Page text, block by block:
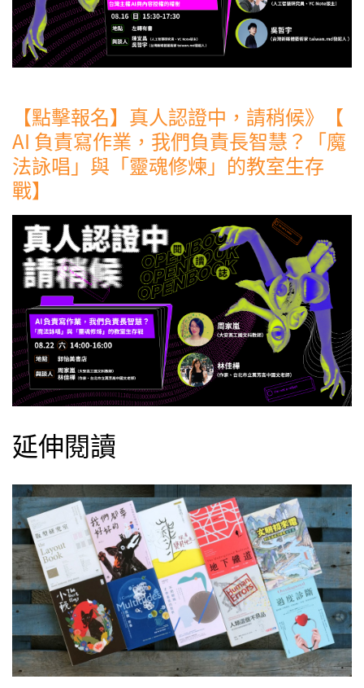
【點擊報名】真人認證中，請稍候》【
AI 負責寫作業，我們負責長智慧？「魔
法詠唱」與「靈魂修煉」的教室生存
戰】
延伸閱讀